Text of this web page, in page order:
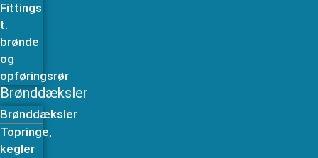
Fittings
t.
brønde
og
opføringsrør
Brønddæksler
Brønddæksler
Topringe,
kegler